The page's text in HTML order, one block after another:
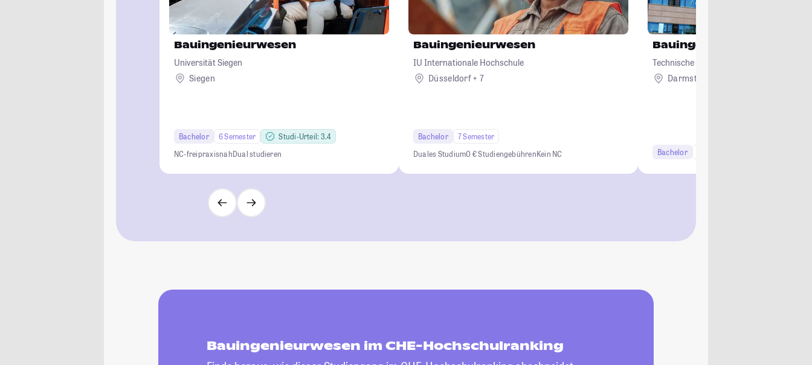
Bauingenieurwesen
Universität Siegen
Siegen
Bachelor 6 Semester
Studi-Urteil: 3.4
NC-freipraxisnahDual studieren
Bauingenieurwesen
IU Internationale Hochschule
Düsseldorf + 7
Bachelor
7 Semester
Duales Studium0 € StudiengebührenKein NC
Bauingenieurwesen und
Technische Universität Darmstadt
Darmstadt
Bachelor
Bauingenieurwesen im CHE-Hochschulranking